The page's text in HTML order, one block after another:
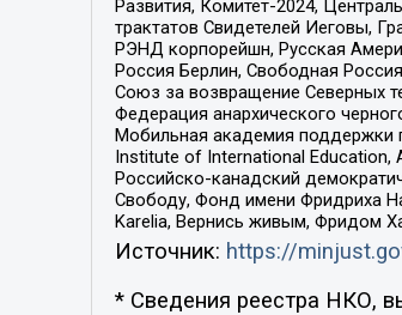
Развития, Комитет-2024,
трактатов Свидетелей Иеговы,
РЭНД корпорейшн, Русская
Россия Берлин, Свободная
Союз за возвращение Северных
Федерация анархического
Мобильная академия поддержки
Institute of International
Российско-канадский
Свободу, Фонд имени Фридриха
Karelia, Вернись живым, Фридом
Источник: https://
* Сведения реестра НКО,